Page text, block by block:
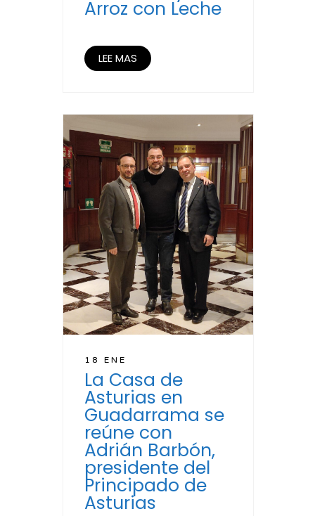
Arroz con Leche
LEE MAS
18 ENE
La Casa de
Asturias en
Guadarrama se
reúne con
Adrián Barbón,
presidente del
Principado de
Asturias